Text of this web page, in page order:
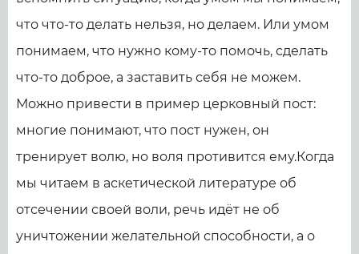
что что-то делать нельзя, но делаем. Или умом
понимаем, что нужно кому-то помочь, сделать
что-то доброе, а заставить себя не можем.
Можно привести в пример церковный пост:
многие понимают, что пост нужен, он
тренирует волю, но воля противится ему.Когда
мы читаем в аскетической литературе об
отсечении своей воли, речь идёт не об
уничтожении желательной способности, а о